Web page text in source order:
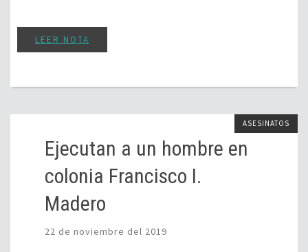
LEER NOTA
ASESINATOS
Ejecutan a un hombre en
colonia Francisco I.
Madero
22 de noviembre del 2019